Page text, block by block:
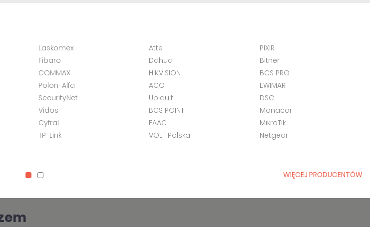
Laskomex
Fibaro
COMMAX
Polon-Alfa
SecurityNet
Vidos
Cyfral
TP-Link
Atte
Dahua
HIKVISION
ACO
Ubiquiti
BCS POINT
FAAC
VOLT Polska
PIXIR
Bitner
BCS PRO
EWIMAR
DSC
Monacor
MikroTik
Netgear
WIĘCEJ PRODUCENTÓW